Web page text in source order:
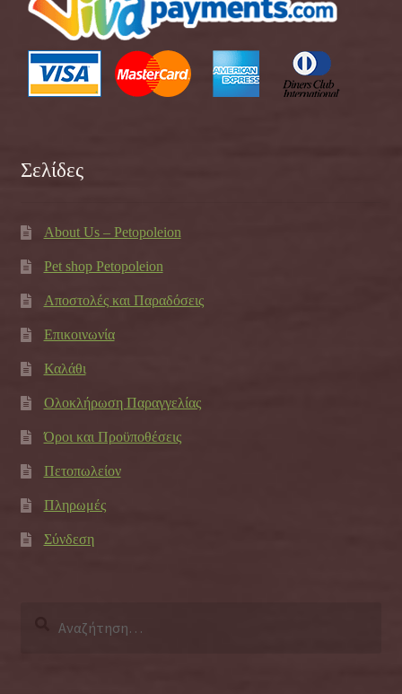
Σελίδες
About Us – Petopoleion
Pet shop Petopoleion
Αποστολές και Παραδόσεις
Επικοινωνία
Καλάθι
Ολοκλήρωση Παραγγελίας
Όροι και Προϋποθέσεις
Πετοπωλείον
Πληρωμές
Σύνδεση